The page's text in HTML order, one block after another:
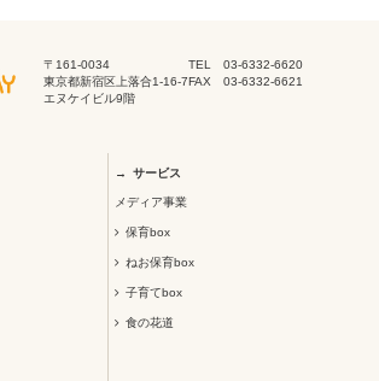
〒161-0034
東京都新宿区上落合1-16-7
エヌケイビル9階
TEL 03-6332-6620
FAX 03-6332-6621
サービス
メディア事業
保育box
ねお保育box
子育てbox
食の花道